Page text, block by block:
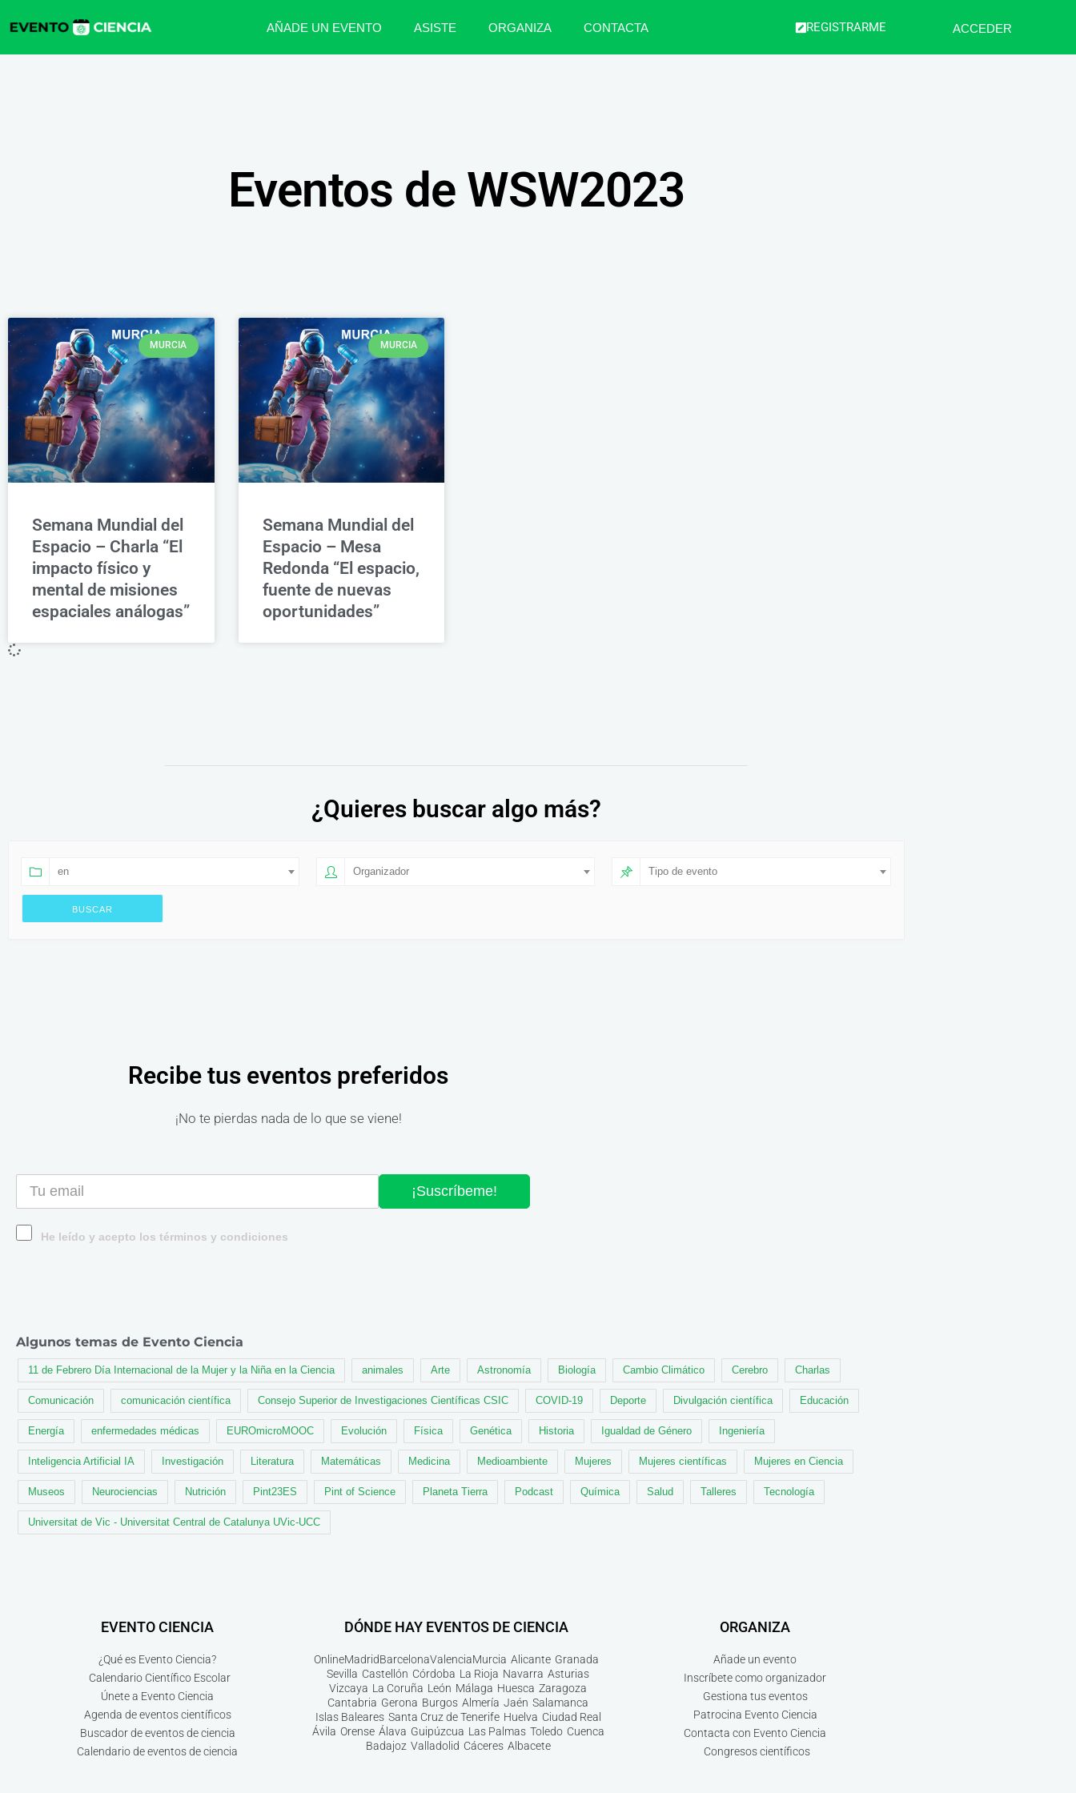
AÑADE UN EVENTO ASISTE ORGANIZA CONTACTA REGISTRARME ACCEDER
Eventos de WSW2023
MURCIA
Semana Mundial del
Espacio – Charla “El
impacto físico y
mental de misiones
espaciales análogas”
MURCIA
Semana Mundial del
Espacio – Mesa
Redonda “El espacio,
fuente de nuevas
oportunidades”
¿Quieres buscar algo más?
en Organizador Tipo de evento
Recibe tus eventos preferidos
¡No te pierdas nada de lo que se viene!
¡Suscríbeme!
He leído y acepto los términos y condiciones
Algunos temas de Evento Ciencia
11 de Febrero Día Internacional de la Mujer y la Niña en la Ciencia animales Arte Astronomía Biología Cambio Climático Cerebro Charlas
Comunicación comunicación científica Consejo Superior de Investigaciones Científicas CSIC COVID-19 Deporte Divulgación científica Educación
Energía enfermedades médicas EUROmicroMOOC Evolución Física Genética Historia Igualdad de Género Ingeniería
Inteligencia Artificial IA Investigación Literatura Matemáticas Medicina Medioambiente Mujeres Mujeres científicas Mujeres en Ciencia
Museos Neurociencias Nutrición Pint23ES Pint of Science Planeta Tierra Podcast Química Salud Talleres Tecnología
Universitat de Vic - Universitat Central de Catalunya UVic-UCC
EVENTO CIENCIA
¿Qué es Evento Ciencia?
Calendario Científico Escolar
Únete a Evento Ciencia
Agenda de eventos científicos
Buscador de eventos de ciencia
Calendario de eventos de ciencia
DÓNDE HAY EVENTOS DE CIENCIA
OnlineMadridBarcelonaValenciaMurcia Alicante Granada
Sevilla Castellón Córdoba La Rioja Navarra Asturias
Vizcaya La Coruña León Málaga Huesca Zaragoza
Cantabria Gerona Burgos Almería Jaén Salamanca
Islas Baleares Santa Cruz de Tenerife Huelva Ciudad Real
Ávila Orense Álava Guipúzcua Las Palmas Toledo Cuenca
Badajoz Valladolid Cáceres Albacete
ORGANIZA
Añade un evento
Inscríbete como organizador
Gestiona tus eventos
Patrocina Evento Ciencia
Contacta con Evento Ciencia
Congresos científicos